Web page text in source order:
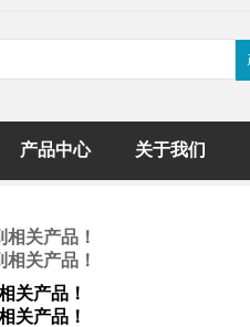
产品中心 关于我们
关产品！
关产品！
关产品！
关产品！